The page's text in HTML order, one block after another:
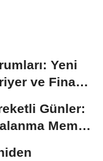
Yeni
ve Finans
Günler:
Meme